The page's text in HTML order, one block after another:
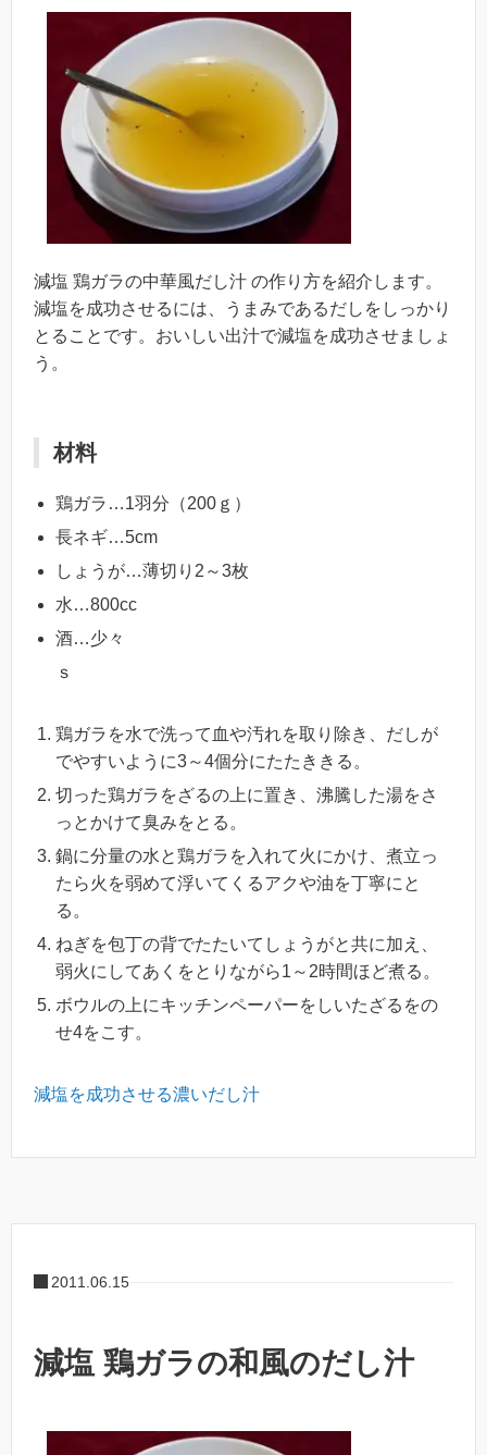
減塩 鶏ガラの中華風だし汁 の作り方を紹介します。
減塩を成功させるには、うまみであるだしをしっかり
とることです。おいしい出汁で減塩を成功させましょ
う。
材料
鶏ガラ…1羽分（200ｇ）
長ネギ…5cm
しょうが…薄切り2～3枚
水…800cc
酒…少々
ｓ
鶏ガラを水で洗って血や汚れを取り除き、だしが
でやすいように3～4個分にたたききる。
切った鶏ガラをざるの上に置き、沸騰した湯をさ
っとかけて臭みをとる。
鍋に分量の水と鶏ガラを入れて火にかけ、煮立っ
たら火を弱めて浮いてくるアクや油を丁寧にと
る。
ねぎを包丁の背でたたいてしょうがと共に加え、
弱火にしてあくをとりながら1～2時間ほど煮る。
ボウルの上にキッチンペーパーをしいたざるをの
せ4をこす。
減塩を成功させる濃いだし汁
2011.06.15
減塩 鶏ガラの和風のだし汁